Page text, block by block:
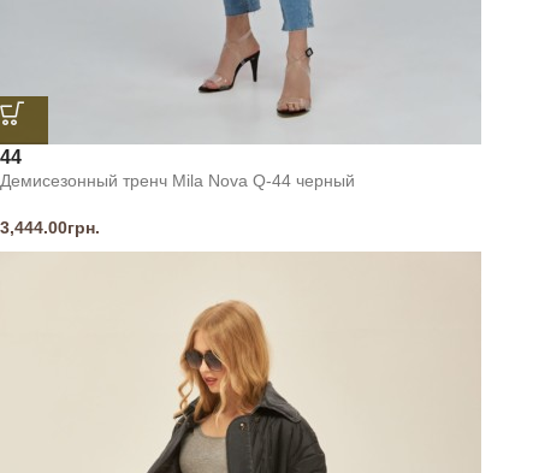
44
Демисезонный тренч Mila Nova Q-44 черный
3,444.00грн.